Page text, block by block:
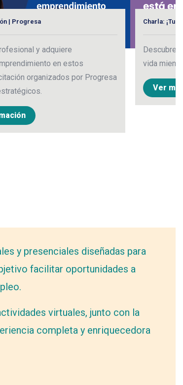
Charla: ¡Tu próximo destino está en Alemania!
Descubre cómo puedes construir tu proyecto
vida mientras aprendes alemán.
Ver más información
y presenciales diseñadas para
facilitar oportunidades a
virtuales, junto con la
completa y enriquecedora